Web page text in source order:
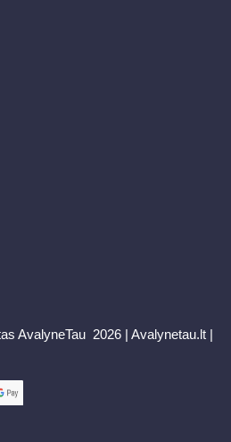
AvalyneTau 2026 | Avalynetau.lt |